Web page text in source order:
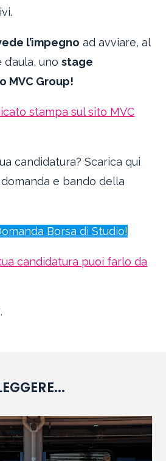
l’impegno ad avviare, al
unostage
MVC Group!
stampa sul sito MVC
candidatura? Scarica qui
domanda e bando della
Borsa di Studio!
candidatura puoi farlo da